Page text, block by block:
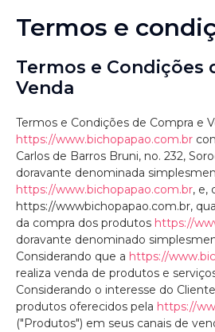
Termos e
Termos e Condições
Venda
Termos e Condições de Compra e
https://www.bichopapao.com.br
Carlos de Barros Bruni, no. 232,
doravante denominada
https://www.bichopapao.com.br, e,
https://wwwbichopapao.com.br,
da compra dos produtos https://
doravante denominado
Considerando que a https://
realiza venda de produtos e
Considerando o interesse do
produtos oferecidos pela https://
("Produtos") em seus canais de